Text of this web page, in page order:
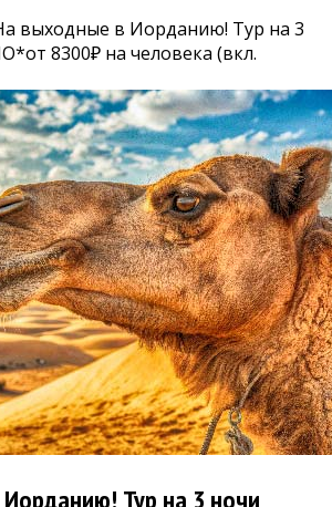
выходные в Иорданию! Тур на 3
8300₽ на человека (вкл.
Тур на 3 ночи